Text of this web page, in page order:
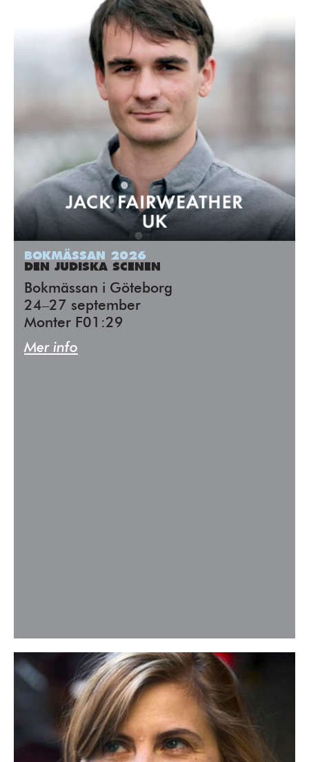
BOKMÄSSAN 2026
DEN JUDISKA SCENEN
Bokmässan i Göteborg
24–27 september
Monter F01:29
Mer info